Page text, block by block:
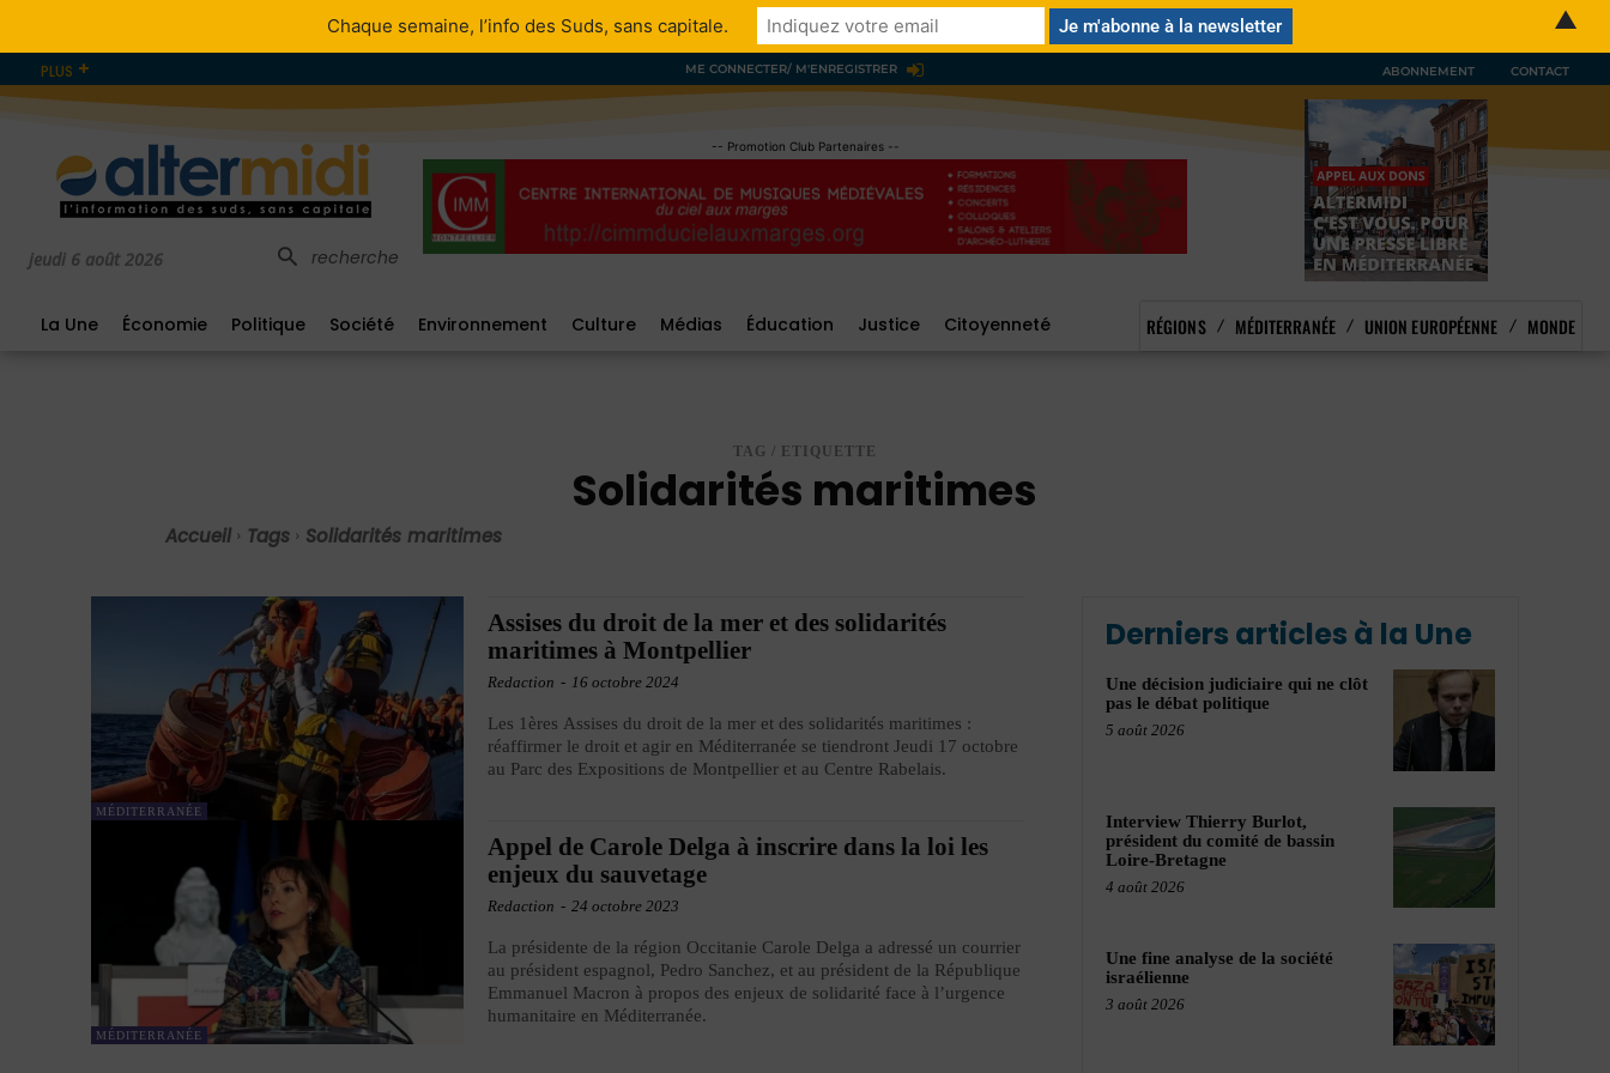
PLUS ME CONNECTER/ M'ENREGISTRER ABONNEMENT CONTACT
jeudi 6 août 2026 recherche
-- Promotion Club Partenaires --
La Une Économie Politique Société Environnement Culture Médias Éducation Justice Citoyenneté RÉGIONS MÉDITERRANÉE UNION EUROPÉENNE MONDE
TAG / ETIQUETTE
Solidarités maritimes
Accueil Tags Solidarités maritimes
MÉDITERRANÉE
Assises du droit de la mer et des solidarités
maritimes à Montpellier
Redaction - 16 octobre 2024
Les 1ères Assises du droit de la mer et des solidarités maritimes :
réaffirmer le droit et agir en Méditerranée se tiendront Jeudi 17 octobre
au Parc des Expositions de Montpellier et au Centre Rabelais.
MÉDITERRANÉE
Appel de Carole Delga à inscrire dans la loi les
enjeux du sauvetage
Redaction - 24 octobre 2023
La présidente de la région Occitanie Carole Delga a adressé un courrier
au président espagnol, Pedro Sanchez, et au président de la République
Emmanuel Macron à propos des enjeux de solidarité face à l’urgence
humanitaire en Méditerranée.
Derniers articles à la Une
Une décision judiciaire qui ne clôt
pas le débat politique
5 août 2026
Interview Thierry Burlot,
président du comité de bassin
Loire-Bretagne
4 août 2026
Une fine analyse de la société
israélienne
3 août 2026
Chaque semaine, l’info des Suds, sans capitale. ▲